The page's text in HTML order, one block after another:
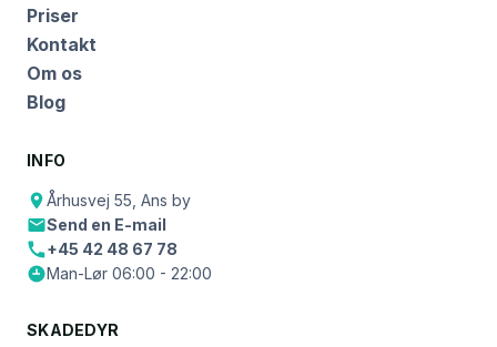
Priser
Kontakt
Om os
Blog
INFO
Århusvej 55, Ans by
Send en E-mail
+45 42 48 67 78
Man-Lør 06:00 - 22:00
SKADEDYR